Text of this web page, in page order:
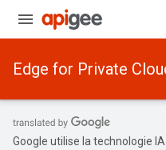
Edge for Private
Google utilise la technologie